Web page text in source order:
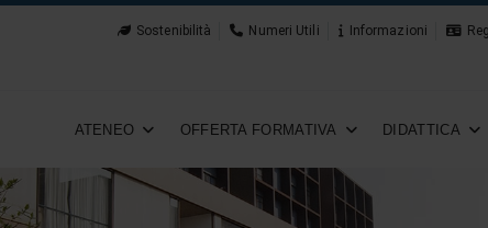
Sostenibilità Numeri Utili Informazioni
ATENEO OFFERTA FORMATIVA DIDATTICA